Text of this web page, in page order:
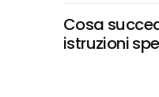
Cosa
istruzioni